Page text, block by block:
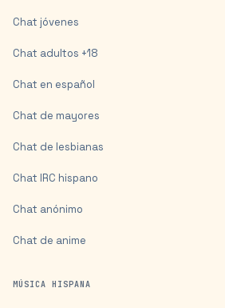
Chat jóvenes
Chat adultos +18
Chat en español
Chat de mayores
Chat de lesbianas
Chat IRC hispano
Chat anónimo
Chat de anime
MÚSICA HISPANA